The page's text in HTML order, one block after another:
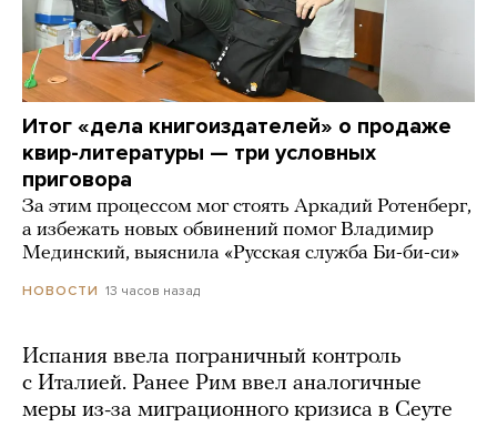
Итог «дела книгоиздателей» о продаже
квир-литературы — три условных
приговора
За этим процессом мог стоять Аркадий Ротенберг,
а избежать новых обвинений помог Владимир
Мединский, выяснила «Русская служба Би-би-си»
НОВОСТИ 13 часов назад
Испания ввела пограничный контроль
с Италией. Ранее Рим ввел аналогичные
меры из-за миграционного кризиса в Сеуте